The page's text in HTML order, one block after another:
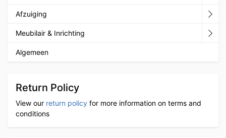
Afzuiging
Meubilair & Inrichting
Algemeen
Return Policy
View our return policy for more information on terms and
conditions